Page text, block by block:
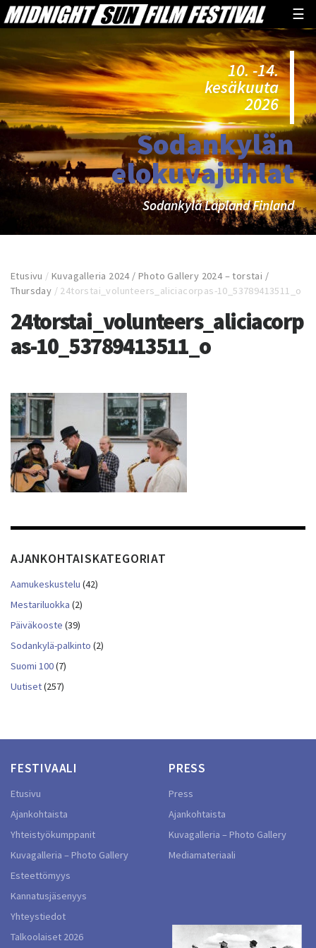
☰
10. -14.
kesäkuuta
2026
Sodankylän
elokuvajuhlat
Sodankylä Lapland Finland
Etusivu /Kuvagalleria 2024 / Photo Gallery 2024 – torstai /
Thursday / 24torstai_volunteers_aliciacorpas-10_53789413511_o
24torstai_volunteers_aliciacorp
as-10_53789413511_o
AJANKOHTAISKATEGORIAT
Aamukeskustelu (42)
Mestariluokka (2)
Päiväkooste (39)
Sodankylä-palkinto (2)
Suomi 100(7)
Uutiset(257)
FESTIVAALI
Etusivu
Ajankohtaista
Yhteistyökumppanit
Kuvagalleria – Photo Gallery
Esteettömyys
Kannatusjäsenyys
Yhteystiedot
Talkoolaiset 2026
PRESS
Press
Ajankohtaista
Kuvagalleria – Photo Gallery
Mediamateriaali